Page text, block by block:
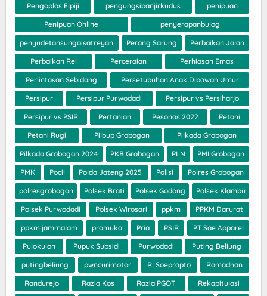
Pengoplos Elpiji pengungsibanjirkudus penipuan
Penipuan Online penyerapanbulog
penyudetansungaisatreyan Perang Sarung Perbaikan Jalan
Perbaikan Rel Perceraian Perhiasan Emas
Perlintasan Sebidang Persetubuhan Anak Dibawah Umur
Persipur Persipur Purwodadi Persipur vs Persiharjo
Persipur vs PSIR Pertanian Pesonas 2022 Petani
Petani Rugi Pilbup Grobogan Pilkada Grobogan
Pilkada Grobogan 2024 PKB Grobogan PLN PMI Grobogan
PMK Pocil Polda Jateng 2025 Polisi Polres Grobogan
polresgrobogan Polsek Brati Polsek Godong Polsek Klambu
Polsek Purwodadi Polsek Wirosari ppkm PPKM Darurat
ppkm jammalam pramuka Pria PSIR PT Sae Apparel
Pulokulon Pupuk Subsidi Purwodadi Puting Beliung
putingbeliung pwncurimotor R. Soeprapto Ramadhan
Randurejo Razia Kos Razia PGOT Rekapitulasi